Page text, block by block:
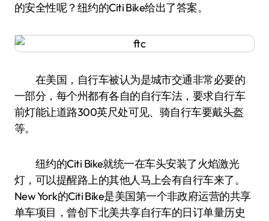
的安全性呢？纽约的Citi Bike给出了答案。
在美国，自行车被认为是城市交通非常必要的
一部分，每个州都有各自的自行车法，要求自行车
前灯能让道路300英尺处可见、骑自行车要戴头盔
等。
纽约的Citi Bike就统一在车头安装了火焰激光
灯，可以提醒路上的其他人马上会有自行车来了。
New York的Citi Bike是美国第一个非政府运营的共享
单车项目，曾创下北美共享自行车的日订单量历史